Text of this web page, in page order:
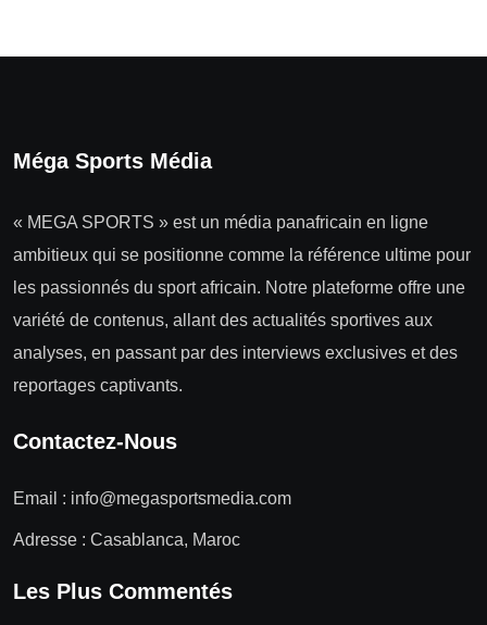
Méga Sports Média
« MEGA SPORTS » est un média panafricain en ligne
ambitieux qui se positionne comme la référence ultime pour
les passionnés du sport africain. Notre plateforme offre une
variété de contenus, allant des actualités sportives aux
analyses, en passant par des interviews exclusives et des
reportages captivants.
Contactez-Nous
Email : info@megasportsmedia.com
Adresse : Casablanca, Maroc
Les Plus Commentés